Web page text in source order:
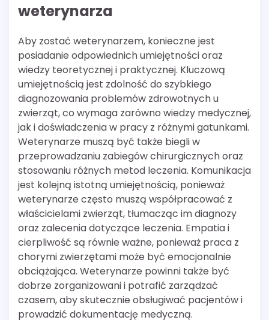
weterynarza
Aby zostać weterynarzem, konieczne jest
posiadanie odpowiednich umiejętności oraz
wiedzy teoretycznej i praktycznej. Kluczową
umiejętnością jest zdolność do szybkiego
diagnozowania problemów zdrowotnych u
zwierząt, co wymaga zarówno wiedzy medycznej,
jak i doświadczenia w pracy z różnymi gatunkami.
Weterynarze muszą być także biegli w
przeprowadzaniu zabiegów chirurgicznych oraz
stosowaniu różnych metod leczenia. Komunikacja
jest kolejną istotną umiejętnością, ponieważ
weterynarze często muszą współpracować z
właścicielami zwierząt, tłumacząc im diagnozy
oraz zalecenia dotyczące leczenia. Empatia i
cierpliwość są równie ważne, ponieważ praca z
chorymi zwierzętami może być emocjonalnie
obciążająca. Weterynarze powinni także być
dobrze zorganizowani i potrafić zarządzać
czasem, aby skutecznie obsługiwać pacjentów i
prowadzić dokumentację medyczną.